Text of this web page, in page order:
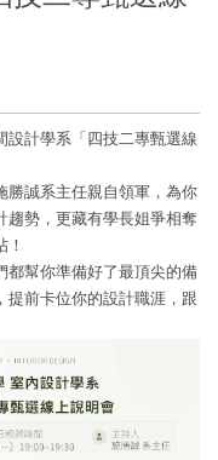
設計學系「四技二專甄選線
勝誠系主任親自領軍，為你
趨勢，更藏有學長姐爭相奪
都幫你準備好了最頂尖的備
提前卡位你的設計職涯，跟